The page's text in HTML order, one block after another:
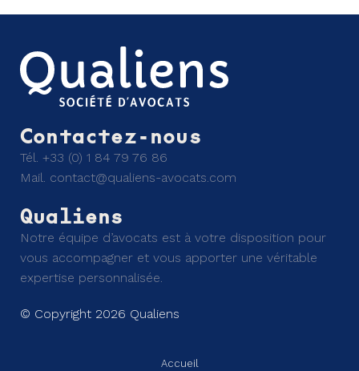
Contactez-nous
Tél. +33 (0) 1 84 79 76 86
Mail. contact@qualiens-avocats.com
Qualiens
Notre équipe d’avocats est à votre disposition pour
vous accompagner et vous apporter une véritable
expertise personnalisée.
© Copyright 2026 Qualiens
Accueil